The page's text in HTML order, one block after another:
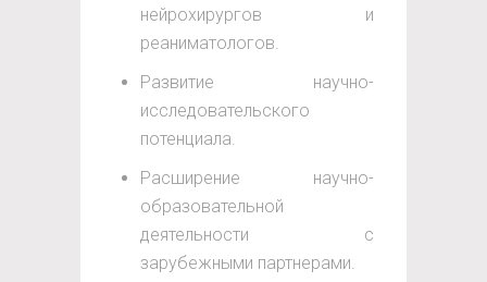
нейрохирургов и
реаниматологов.
Развитие научно-
исследовательского
потенциала.
Расширение научно-
образовательной
деятельности с
зарубежными партнерами.